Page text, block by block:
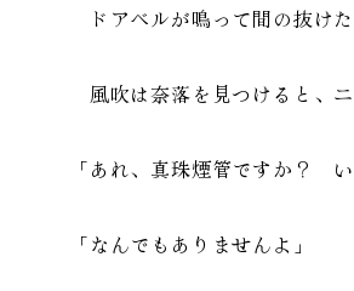
ドアベルが鳴って間の抜け
風吹は奈落を見つけると、
「あれ、真珠煙管ですか？
「なんでもありませんよ」